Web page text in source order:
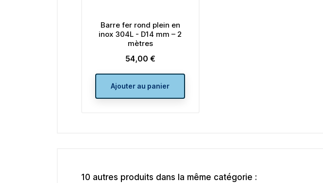
Barre fer rond plein en
inox 304L - D14 mm – 2
mètres
Prix
54,00 €
Ajouter au panier
10 autres produits dans la même catégorie :